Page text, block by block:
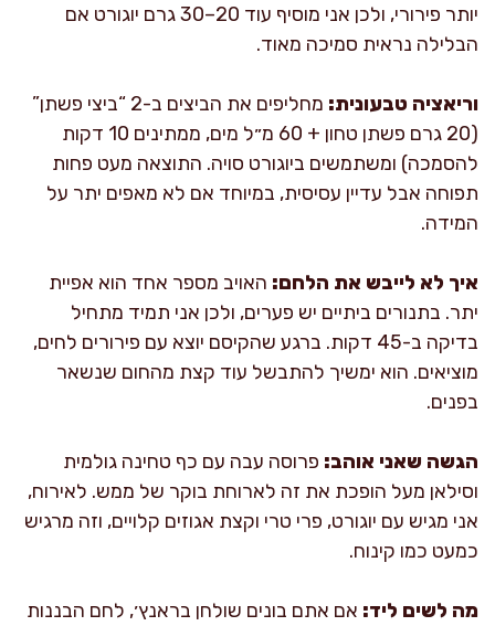
יותר פירורי, ולכן אני מוסיף עוד 20–30 גרם יוגורט אם
הבלילה נראית סמיכה מאוד.
וריאציה טבעונית:
מחליפים את הביצים ב-2 “ביצי פשתן”
(20 גרם פשתן טחון + 60 מ״ל מים, ממתינים 10 דקות
להסמכה) ומשתמשים ביוגורט סויה. התוצאה מעט פחות
תפוחה אבל עדיין עסיסית, במיוחד אם לא מאפים יתר על
המידה.
איך לא לייבש את הלחם: האויב מספר אחד הוא אפיית
יתר. בתנורים ביתיים יש פערים, ולכן אני תמיד מתחיל
בדיקה ב-45 דקות. ברגע שהקיסם יוצא עם פירורים לחים,
מוציאים. הוא ימשיך להתבשל עוד קצת מהחום שנשאר
בפנים.
הגשה שאני אוהב: פרוסה עבה עם כף טחינה גולמית
וסילאן מעל הופכת את זה לארוחת בוקר של ממש. לאירוח,
אני מגיש עם יוגורט, פרי טרי וקצת אגוזים קלויים, וזה מרגיש
כמעט כמו קינוח.
מה לשים ליד: אם אתם בונים שולחן בראנץ׳, לחם הבננות